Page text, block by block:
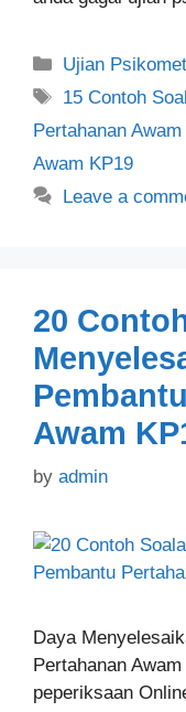
Categories
Ujian
Tags
15 Contoh
Pertahanan
Awam KP19
Leave a
20
Awam
by admin
Daya
Pertahanan
peperiksaan